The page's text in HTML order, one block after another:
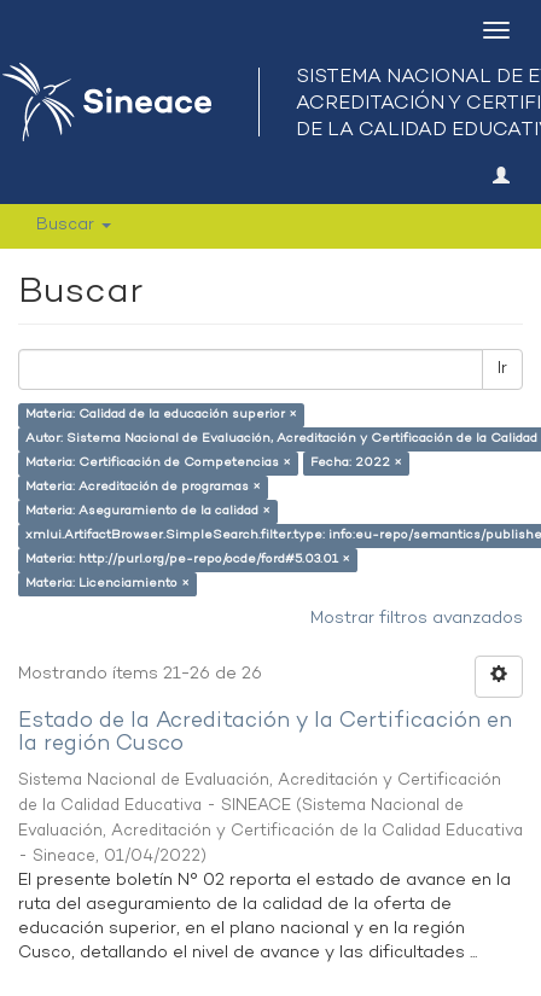
Buscar
Buscar
Ir
Materia: Calidad de la educación superior ×
Autor: Sistema Nacional de Evaluación, Acreditación y Certificación de la
Materia: Certificación de Competencias ×
Fecha: 2022 ×
Materia: Acreditación de programas ×
Materia: Aseguramiento de la calidad ×
xmlui.ArtifactBrowser.SimpleSearch.filter.type: info:eu-repo/semantics/
Materia: http://purl.org/pe-repo/ocde/ford#5.03.01 ×
Materia: Licenciamiento ×
Mostrar filtros avanzados
Mostrando ítems 21-26 de 26
Estado de la Acreditación y la Certificación en
la región Cusco
Sistema Nacional de Evaluación, Acreditación y Certificación
de la Calidad Educativa - SINEACE (Sistema Nacional de
Evaluación, Acreditación y Certificación de la Calidad Educativa
- Sineace, 01/04/2022)
El presente boletín N° 02 reporta el estado de avance en la
ruta del aseguramiento de la calidad de la oferta de
educación superior, en el plano nacional y en la región
Cusco, detallando el nivel de avance y las dificultades ...